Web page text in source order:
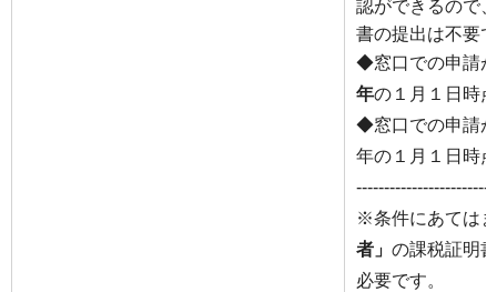
認ができるので
書の提出は不要
◆窓口での申請
年の１月１日時
◆窓口での申請
年の１月１日時
※条件にあては
者」 の課税証明
必要です。